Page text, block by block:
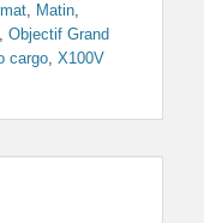
, Matin,
, Objectif Grand
cargo, X100V